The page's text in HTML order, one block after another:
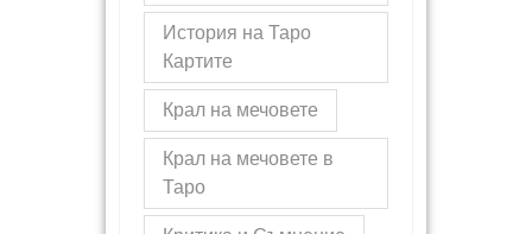
История на Таро
Картите
Крал на мечовете
Крал на мечовете в
Таро